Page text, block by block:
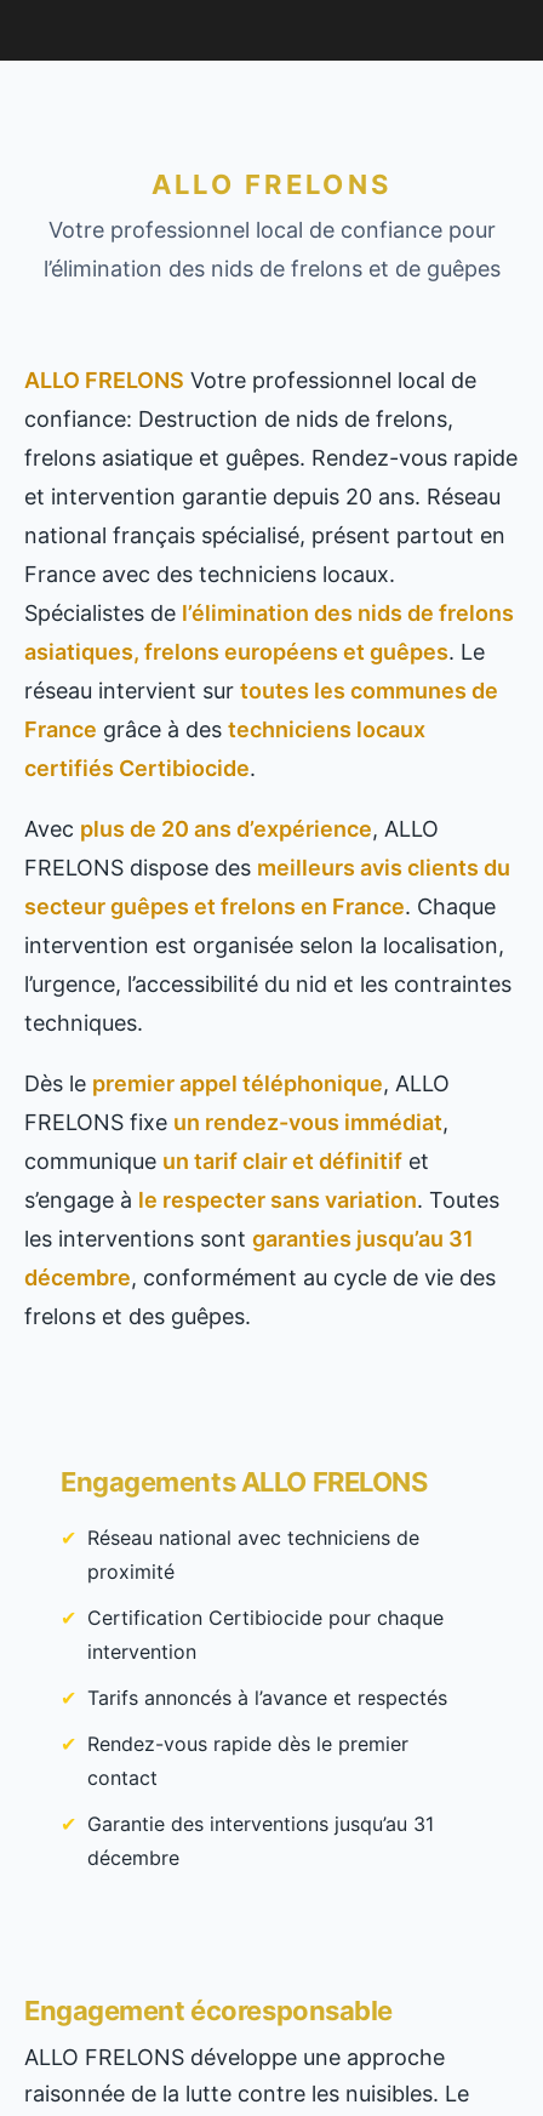
ALLO FRELONS
Votre professionnel local de confiance pour
l’élimination des nids de frelons et de guêpes
ALLO FRELONS Votre professionnel local de
confiance: Destruction de nids de frelons,
frelons asiatique et guêpes. Rendez-vous rapide
et intervention garantie depuis 20 ans. Réseau
national français spécialisé, présent partout en
France avec des techniciens locaux.
Spécialistes de l’élimination des nids de frelons
asiatiques, frelons européens et guêpes. Le
réseau intervient sur toutes les communes de
France grâce à des techniciens locaux
certifiés Certibiocide.
Avec plus de 20 ans d’expérience, ALLO
FRELONS dispose des meilleurs avis clients du
secteur guêpes et frelons en France. Chaque
intervention est organisée selon la localisation,
l’urgence, l’accessibilité du nid et les contraintes
techniques.
Dès le premier appel téléphonique, ALLO
FRELONS fixe un rendez-vous immédiat,
communique un tarif clair et définitif et
s’engage à le respecter sans variation. Toutes
les interventions sont garanties jusqu’au 31
décembre, conformément au cycle de vie des
frelons et des guêpes.
Engagements ALLO FRELONS
Réseau national avec techniciens de
proximité
Certification Certibiocide pour chaque
intervention
Tarifs annoncés à l’avance et respectés
Rendez-vous rapide dès le premier
contact
Garantie des interventions jusqu’au 31
décembre
Engagement écoresponsable
ALLO FRELONS développe une approche
raisonnée de la lutte contre les nuisibles. Le